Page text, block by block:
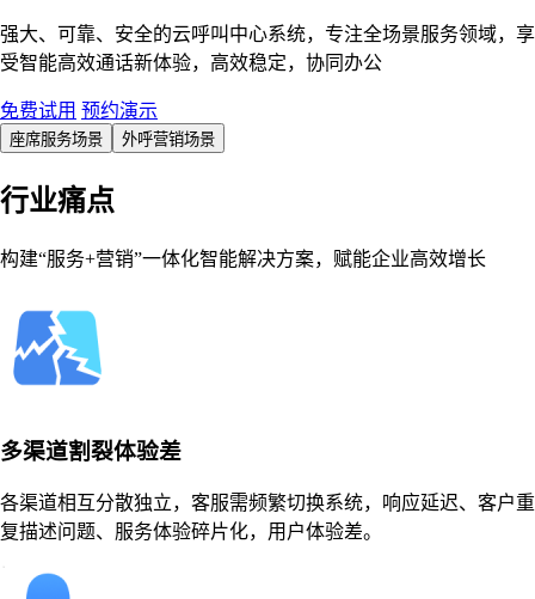
强大、可靠、安全的云呼叫中心系统，专注全场景服务领域，享
受智能高效通话新体验，高效稳定，协同办公
免费试用 预约演示
座席服务场景 外呼营销场景
行业痛点
构建“服务+营销”一体化智能解决方案，赋能企业高效增长
多渠道割裂体验差
各渠道相互分散独立，客服需频繁切换系统，响应延迟、客户重
复描述问题、服务体验碎片化，用户体验差。